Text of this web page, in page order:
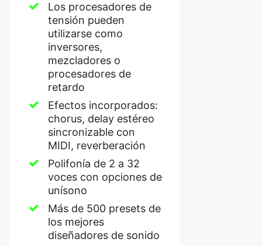
Los procesadores de
tensión pueden
utilizarse como
inversores,
mezcladores o
procesadores de
retardo
Efectos incorporados:
chorus, delay estéreo
sincronizable con
MIDI, reverberación
Polifonía de 2 a 32
voces con opciones de
unísono
Más de 500 presets de
los mejores
diseñadores de sonido